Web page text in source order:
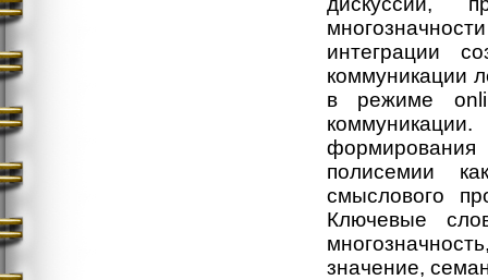
интеграции
коммуникации
в режиме
формирования
полисемии
смыслового
Ключевые
значение,